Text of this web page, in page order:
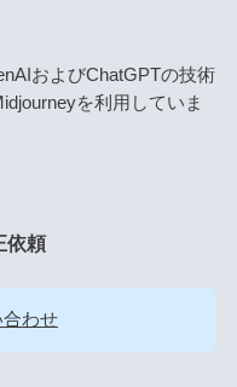
およびChatGPTの技術
を利用していま
依頼
わせ